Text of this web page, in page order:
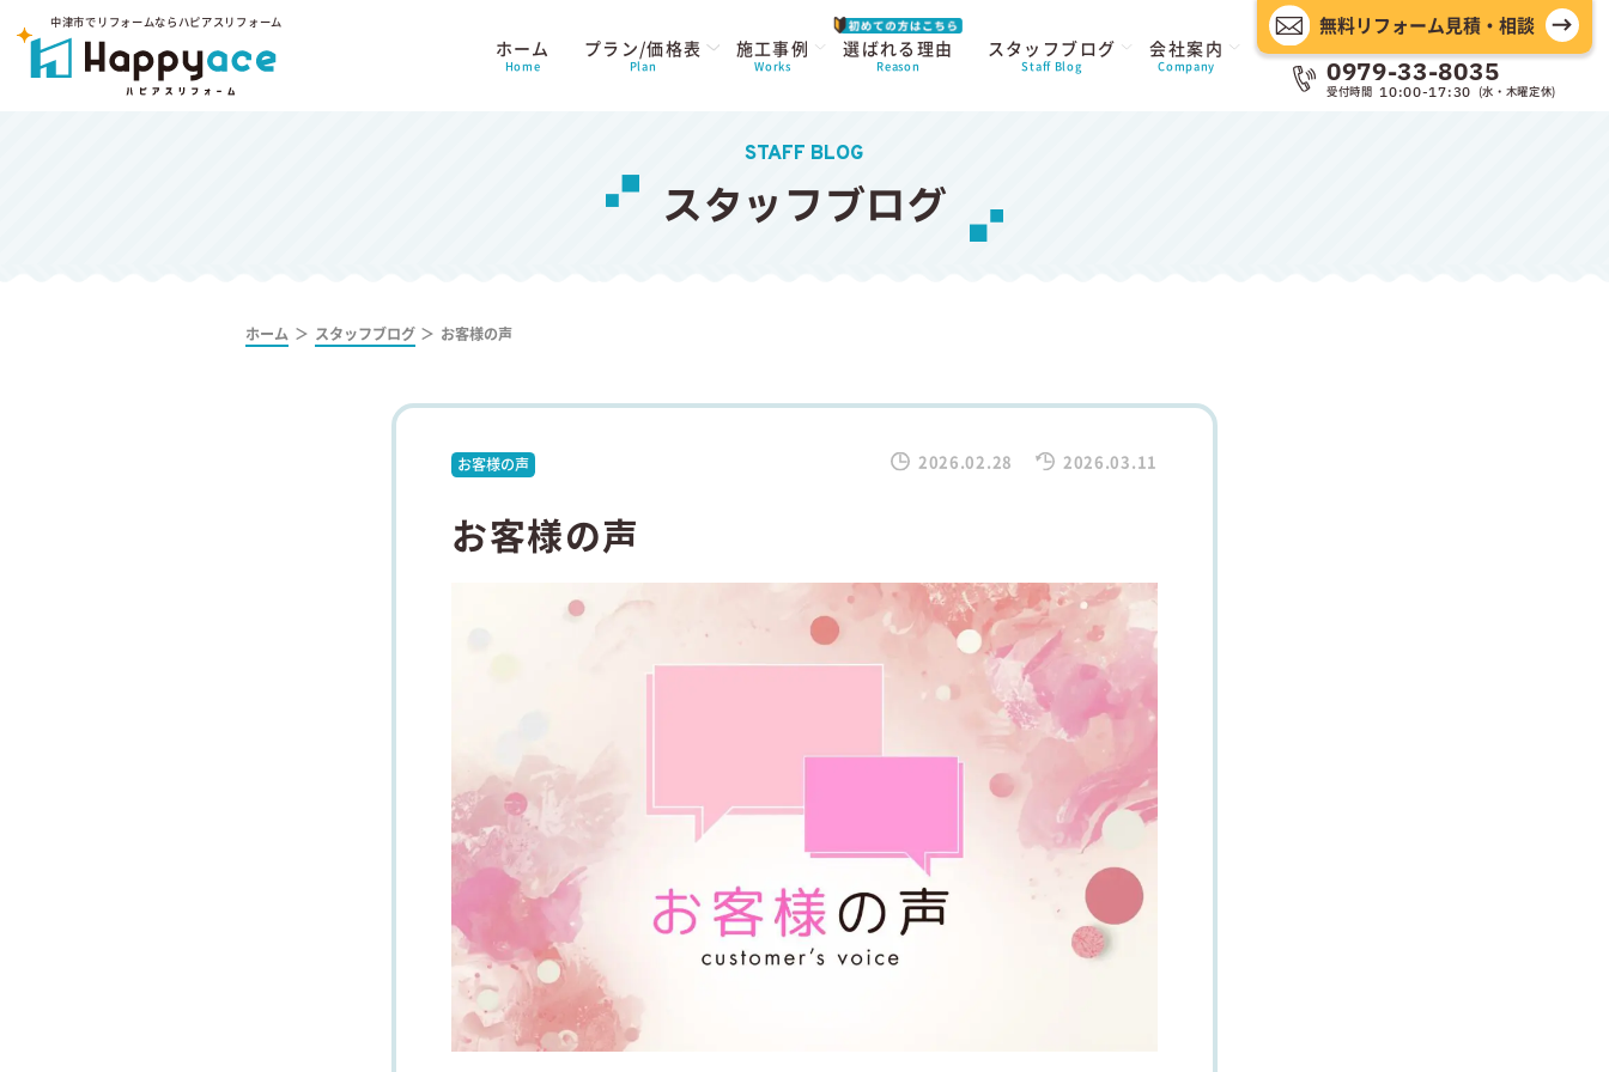
中津市でリフォームならハピアスリフォーム
ホーム
Home
プラン/価格表
Plan
施工事例
Works
選ばれる理由
Reason
スタッフブログ
Staff Blog
会社案内
Company
無料リフォーム見積・相談
0979-33-8035
受付時間 10:00-17:30 (水・木曜定休)
STAFF BLOG
スタッフブログ
ホーム スタッフブログ お客様の声
お客様の声 2026.02.28 2026.03.11
お客様の声